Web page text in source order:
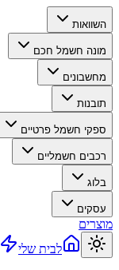
השוואות
מונה חשמל חכם
מחשבונים
תובנות
ספקי חשמל פרטיים
רכבים חשמליים
בלוג
עסקים
מוצרים
לבית שלי